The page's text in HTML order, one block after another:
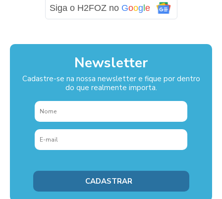
Siga o H2FOZ no Google
Newsletter
Cadastre-se na nossa newsletter e fique por dentro
do que realmente importa.